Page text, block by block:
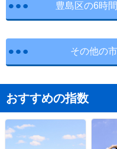
豊島区の6時
その他の
おすすめの指数